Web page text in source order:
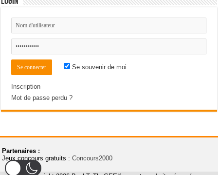
Se souvenir de moi
Inscription
Mot de passe perdu ?
Partenaires :
Jeux concours gratuits :Concours2000